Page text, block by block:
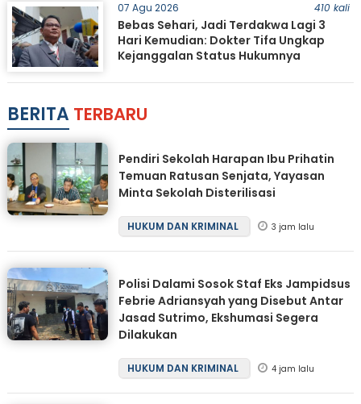
07 Agu 2026 410 kali
Bebas Sehari, Jadi Terdakwa Lagi 3
Hari Kemudian: Dokter Tifa Ungkap
Kejanggalan Status Hukumnya
BERITA TERBARU
Pendiri Sekolah Harapan Ibu Prihatin
Temuan Ratusan Senjata, Yayasan
Minta Sekolah Disterilisasi
HUKUM DAN KRIMINAL 3 jam lalu
Polisi Dalami Sosok Staf Eks Jampidsus
Febrie Adriansyah yang Disebut Antar
Jasad Sutrimo, Ekshumasi Segera
Dilakukan
HUKUM DAN KRIMINAL 4 jam lalu